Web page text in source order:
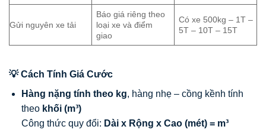
Gửi nguyên xe tải
Báo giá riêng theo
loại xe và điểm
giao
Có xe 500kg – 1T –
5T – 10T – 15T
💡 Cách Tính Giá Cước
Hàng nặng tính theo kg, hàng nhẹ – cồng kềnh tính
theo khối (m³)
Công thức quy đổi: Dài x Rộng x Cao (mét) = m³